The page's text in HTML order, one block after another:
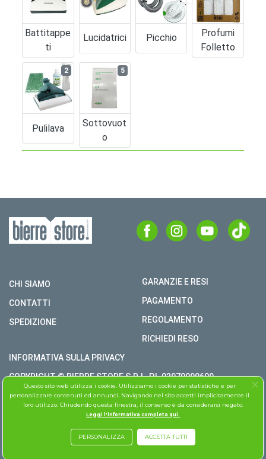
Battitappe
Ti
Lucidatrici Picchio
Profumi
Folletto
Pulilava
2
Sottovuot
O
5
CHI SIAMO
CONTATTI
SPEDIZIONE
GARANZIE E RESI
PAGAMENTO
REGOLAMENTO
RICHIEDI RESO
INFORMATIVA SULLA PRIVACY
COPYRIGHT © BIERRE STORE S.R.L. P.I. 02979990609
TUTTI I DIRITTI RISERVATI
ASSISTENZA FOLLETTO
Questo sito web utilizza i cookie. Utilizziamo i cookie per statistiche e per
personalizzare contenuti ed annunci. Navigando nel sito accetti implicitamente il
loro utilizzo. Chiudendo questa finestra, il consenso è da considerarsi negato.
Leggi l'informativa completa qui.
PERSONALIZZA ACCETTA TUTTI